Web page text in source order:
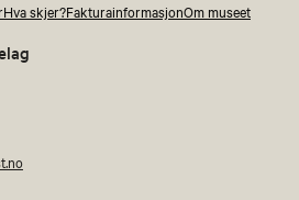
Hva skjer?FakturainformasjonOm museet